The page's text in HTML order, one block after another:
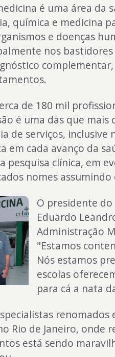
é uma área da
química e medicina
e doenças
nos
de 180 mil
é uma das que mais
de serviços, inclusive
em cada avanço da
pesquisa clínica, em
nomes
O presidente
Eduardo
Administração
"Estamos
Nós estamos
escolas
para cá a nata
Rio de Janeiro, onde
está sendo